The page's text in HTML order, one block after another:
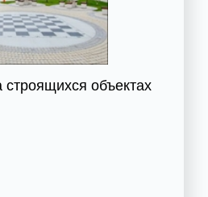
объектах